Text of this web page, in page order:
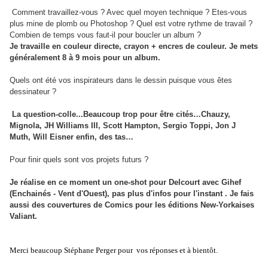
Comment travaillez-vous ? Avec quel moyen technique ? Etes-vous
plus mine de plomb ou Photoshop ? Quel est votre rythme de travail ?
Combien de temps vous faut-il pour boucler un album ?
Je travaille en couleur directe, crayon + encres de couleur. Je mets
généralement 8 à 9 mois pour un album.
Quels ont été vos inspirateurs dans le dessin puisque vous êtes
dessinateur ?
La question-colle... Beaucoup trop pour être cités…Chauzy,
Mignola, JH Williams III, Scott Hampton, Sergio Toppi, Jon J
Muth, Will Eisner enfin, des tas…
Pour finir quels sont vos projets futurs ?
Je réalise en ce moment un one-shot pour Delcourt avec Gihef
(Enchainés - Vent d'Ouest), pas plus d'infos pour l'instant . Je fais
aussi des couvertures de Comics pour les éditions New-Yorkaises
Valiant.
Merci beaucoup Stéphane Perger pour vos réponses et à bientôt.